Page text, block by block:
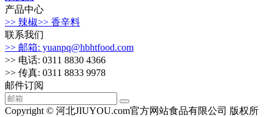
产品中心
>> 辣椒>> 香辛料
联系我们
>> 邮箱: yuanpq@hbhtfood.com
>> 电话: 0311 8830 4366
>> 传真: 0311 8833 9978
邮件订阅
Copyright © 河北JIUYOU.com官方网站食品有限公司 版权所